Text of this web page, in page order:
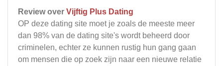
Review over Vijftig Plus Dating
OP deze dating site moet je zoals de meeste meer
dan 98% van de dating site's wordt beheerd door
criminelen, echter ze kunnen rustig hun gang gaan
om mensen die op zoek zijn naar een nieuwe relatie